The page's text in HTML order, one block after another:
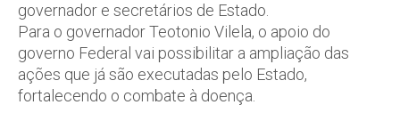
governador e secretários de Estado.
Para o governador Teotonio Vilela, o apoio do
governo Federal vai possibilitar a ampliação das
ações que já são executadas pelo Estado,
fortalecendo o combate à doença.